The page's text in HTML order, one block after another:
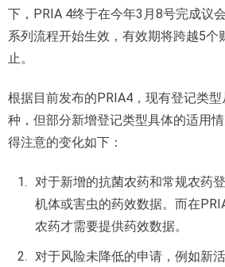
下，PRIA 4终于在今年3月8号完成议
系列流程开始生效，有效期将跨越5个
止。
根据目前发布的PRIA4，现有登记类
种，但部分新增登记类型具体的适用
得注意的变化如下：
对于新增的抗菌农药和常规农药
机体或害虫的药效数据。而在
农药才需要提供药效数据。
对于风险未降低的申请，例如新